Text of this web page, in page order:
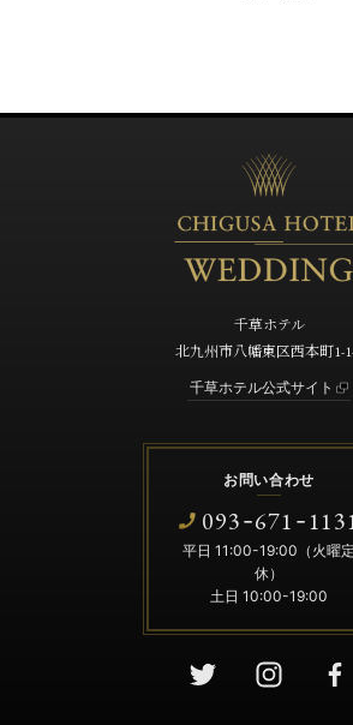
千草ホテル
北九州市八幡東区西本町1-
千草ホテル公式サイト
お問い合わせ
093-671 -
平日 11:00-19:00（火曜定
休）
土日 10:00-19:00